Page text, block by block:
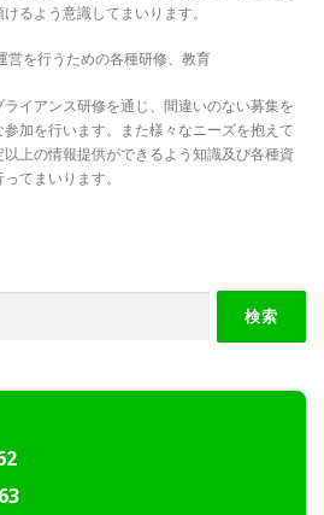
るよう意識してまいります。
営を行うための各種研修、教育
イアンス研修を通じ、間違いのない募集を
加を行います。また様々なニーズを抱えて
上の情報提供ができるよう知識及び各種資
てまいります。